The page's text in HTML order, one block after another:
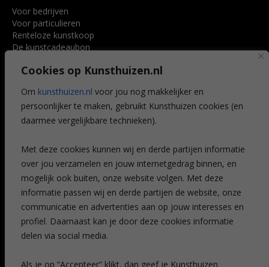
Cookies op Kunsthuizen.nl
Om kunsthuizen.nl voor jou nog makkelijker en
persoonlijker te maken, gebruikt Kunsthuizen cookies (en
daarmee vergelijkbare technieken).
Met deze cookies kunnen wij en derde partijen informatie
over jou verzamelen en jouw internetgedrag binnen, en
mogelijk ook buiten, onze website volgen. Met deze
informatie passen wij en derde partijen de website, onze
communicatie en advertenties aan op jouw interesses en
profiel. Daarnaast kan je door deze cookies informatie
delen via social media.
Als je op “Accepteer” klikt, dan geef je Kunsthuizen
Voor bedrijven
Voor particulieren
Renteloze kunstkoop
De kunstcadeaubon
Voordelen
Veelgestelde vragen
CONTACT
Leiden
Amsterdam
Breda
Favorieten
Mijn art alert
NIEUWSBRIEF